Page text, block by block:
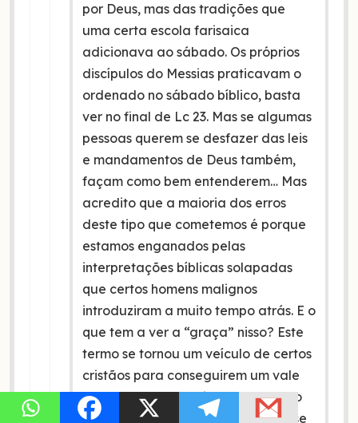
por Deus, mas das tradições que
uma certa escola farisaica
adicionava ao sábado. Os próprios
discípulos do Messias praticavam o
ordenado no sábado bíblico, basta
ver no final de Lc 23. Mas se algumas
pessoas querem se desfazer das leis
e mandamentos de Deus também,
façam como bem entenderem… Mas
acredito que a maioria dos erros
deste tipo que cometemos é porque
estamos enganados pelas
interpretações bíblicas solapadas
que certos homens malignos
introduziram a muito tempo atrás. E o
que tem a ver a “graça” nisso? Este
termo se tornou um veículo de certos
cristãos para conseguirem um vale
transgressao da Lei de Deus, e não
conseguem ver que a graça Dele se